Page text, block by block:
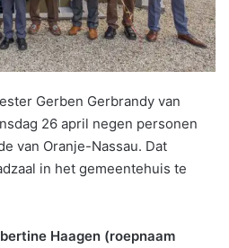
Gerben Gerbrandy van
26 april negen personen
van Oranje-Nassau. Dat
in het gemeentehuis te
Haagen (roepnaam